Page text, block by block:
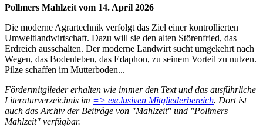
Pollmers Mahlzeit vom 14. April 2026
Die moderne Agrartechnik verfolgt das Ziel einer kontrollierten
Umweltlandwirtschaft. Dazu will sie den alten Störenfried, das
Erdreich ausschalten. Der moderne Landwirt sucht umgekehrt nach
Wegen, das Bodenleben, das Edaphon, zu seinem Vorteil zu nutzen.
Pilze schaffen im Mutterboden...
Fördermitglieder erhalten wie immer den Text und das ausführliche
Literaturverzeichnis im => exclusiven Mitgliederbereich. Dort ist
auch das Archiv der Beiträge von "Mahlzeit" und "Pollmers
Mahlzeit" verfügbar.